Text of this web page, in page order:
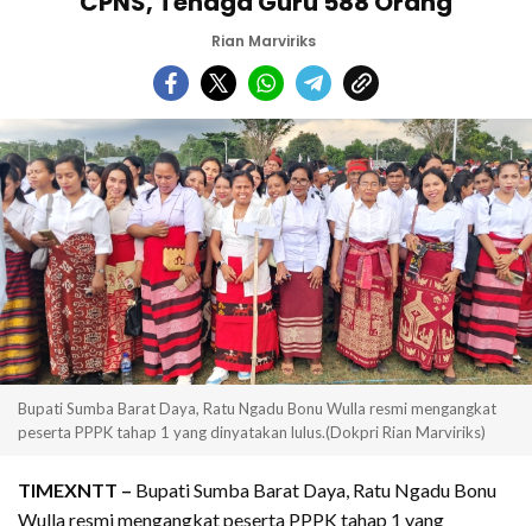
Rian Marviriks
Bupati Sumba Barat Daya, Ratu Ngadu Bonu Wulla resmi mengangkat
peserta PPPK tahap 1 yang dinyatakan lulus.(Dokpri Rian Marviriks)
TIMEXNTT – Bupati Sumba Barat Daya, Ratu Ngadu Bonu
Wulla resmi mengangkat peserta PPPK tahap 1 yang